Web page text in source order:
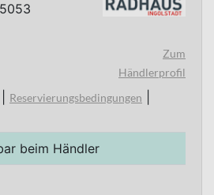
Zum
Händlerprofil
Reservierungsbedingungen
beim Händler